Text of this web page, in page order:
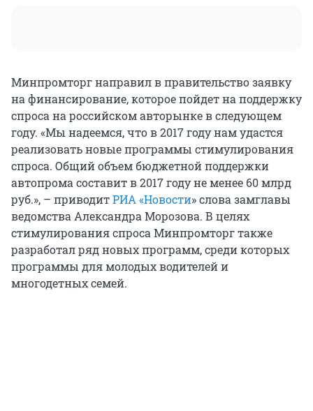
Минпромторг направил в правительство заявку
на финансирование, которое пойдет на поддержку
спроса на российском авторынке в следующем
году. «Мы надеемся, что в 2017 году нам удастся
реализовать новые программы стимулирования
спроса. Общий объем бюджетной поддержки
автопрома составит в 2017 году не менее 60 млрд
руб.», – приводитРИА «Новости» слова замглавы
ведомства Александра Морозова. В целях
стимулирования спроса Минпромторг также
разработал ряд новых программ, среди которых
программы для молодых водителей и
многодетных семей.